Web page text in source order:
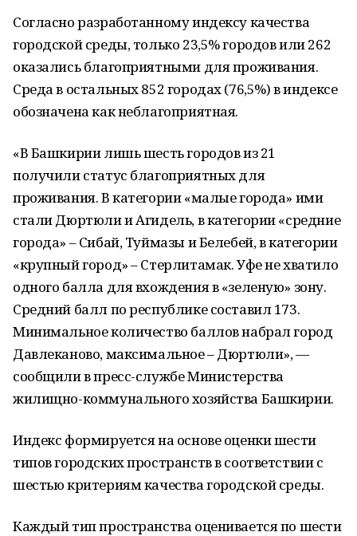
Согласно разработанному индексу качества
городской среды, только 23,5% городов или 262
оказались благоприятными для проживания.
Среда в остальных 852 городах (76,5%) в индексе
обозначена как неблагоприятная.
«В Башкирии лишь шесть городов из 21
получили статус благоприятных для
проживания. В категории «малые города» ими
стали Дюртюли и Агидель, в категории «средние
города» – Сибай, Туймазы и Белебей, в категории
«крупный город» – Стерлитамак. Уфе не хватило
одного балла для вхождения в «зеленую» зону.
Средний балл по республике составил 173.
Минимальное количество баллов набрал город
Давлеканово, максимальное – Дюртюли», —
сообщили в пресс-службе Министерства
жилищно-коммунального хозяйства Башкирии.
Индекс формируется на основе оценки шести
типов городских пространств в соответствии с
шестью критериям качества городской среды.
Каждый тип пространства оценивается по шести